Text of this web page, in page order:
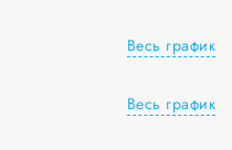
Весь график
Весь график